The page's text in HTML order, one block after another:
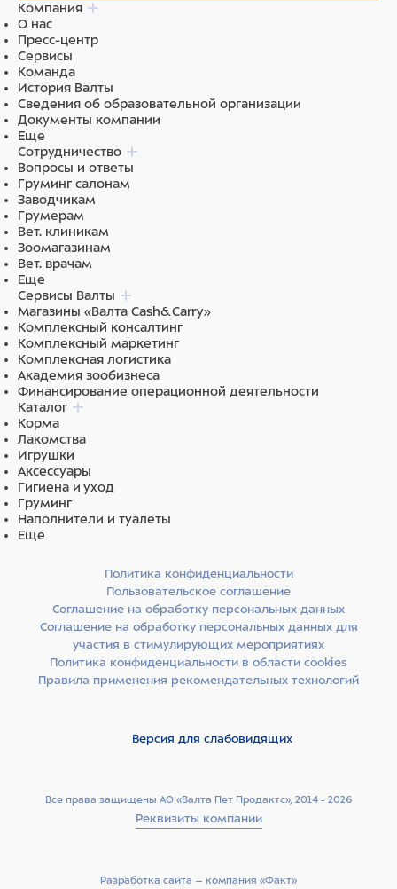
Компания
О нас
Пресс-центр
Сервисы
Команда
История Валты
Сведения об образовательной организации
Документы компании
Еще
Сотрудничество
Вопросы и ответы
Груминг салонам
Заводчикам
Грумерам
Вет. клиникам
Зоомагазинам
Вет. врачам
Еще
Сервисы Валты
Магазины «Валта Cash&Carry»
Комплексный консалтинг
Комплексный маркетинг
Комплексная логистика
Академия зообизнеса
Финансирование операционной деятельности
Каталог
Корма
Лакомства
Игрушки
Аксессуары
Гигиена и уход
Груминг
Наполнители и туалеты
Еще
Все права защищены АО «Валта Пет Продактс», 2014 - 2026
Реквизиты компании
Политика конфиденциальности
Пользовательское соглашение
Соглашение на обработку персональных данных
Соглашение на обработку персональных данных для
участия в стимулирующих мероприятиях
Политика конфиденциальности в области cookies
Правила применения рекомендательных технологий
Версия для слабовидящих
Разработка сайта –­ компания «Факт»